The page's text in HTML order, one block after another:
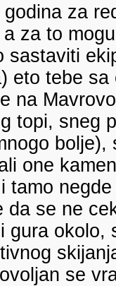
za
za to
sastaviti
eto tebe
na
topi, sneg
one
tamo
da se ne
gura
se